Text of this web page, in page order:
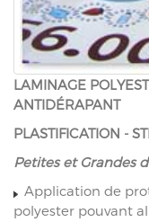
LAMINAGE
ANTIDÉRAPANT
PLASTIFICATION -
Petites et Grandes
Application de
polyester pouvant